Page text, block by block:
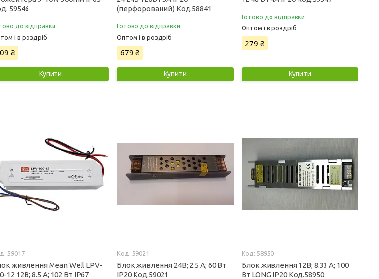
59546
до відправки
і в роздріб
₴
Купити
(перфорований) Код.58841
Готово до відправки
Оптом і в роздріб
679 ₴
Купити
Готово до відправки
Оптом і в роздріб
279 ₴
Купити
59017
живлення Mean Well LPV-
12 12В; 8.5 А; 102 Вт IP67
59021
Блок живлення 24В; 2.5 А; 60 Вт
IP20 Код.59021
58950
Блок живлення 12В; 8.33 А; 100
Вт LONG IP20 Код.58950